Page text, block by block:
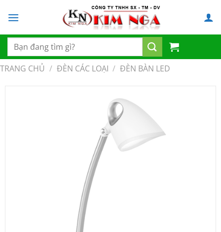
đến
dung
Tìm
kiếm:
TRANG CHỦ / ĐÈN CÁC LOẠI / ĐÈN BÀN LED